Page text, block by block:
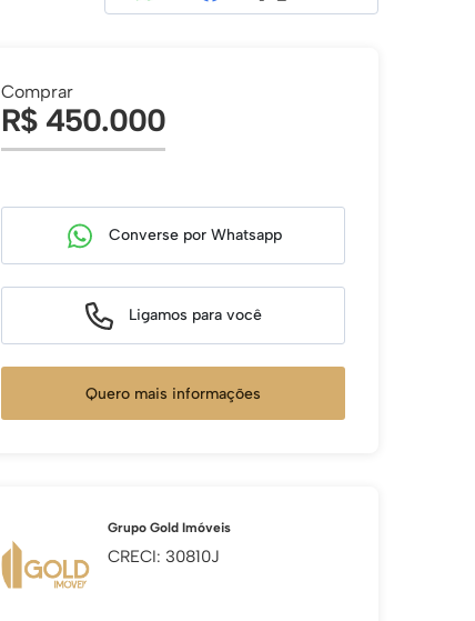
Comprar
R$ 450.000
Converse por Whatsapp
Ligamos para você
Quero mais informações
Grupo Gold Imóveis
CRECI: 30810J